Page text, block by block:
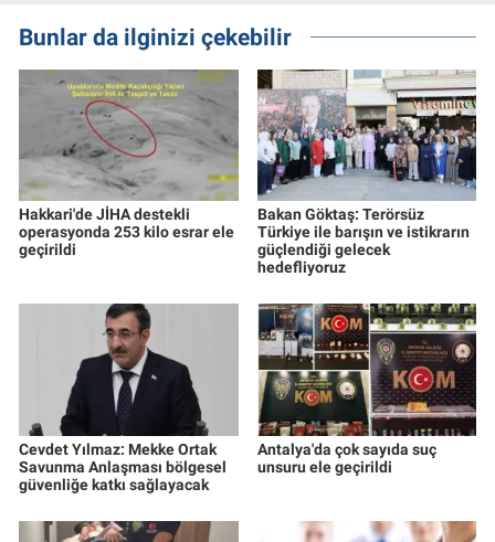
Bunlar da ilginizi çekebilir
Hakkari'de JİHA destekli
operasyonda 253 kilo esrar ele
geçirildi
Bakan Göktaş: Terörsüz
Türkiye ile barışın ve istikrarın
güçlendiği gelecek
hedefliyoruz
Cevdet Yılmaz: Mekke Ortak
Savunma Anlaşması bölgesel
güvenliğe katkı sağlayacak
Antalya'da çok sayıda suç
unsuru ele geçirildi